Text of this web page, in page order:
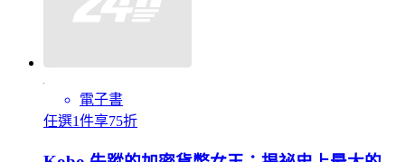
電子書
任選1件享75折